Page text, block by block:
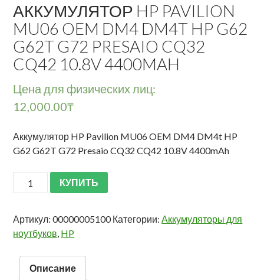
АККУМУЛЯТОР HP PAVILION
MU06 OEM DM4 DM4T HP G62
G62T G72 PRESAIO CQ32
CQ42 10.8V 4400MAH
Цена для физических лиц:
12,000.00₸
Аккумулятор HP Pavilion MU06 OEM DM4 DM4t HP
G62 G62T G72 Presaio CQ32 CQ42 10.8V 4400mAh
КУПИТЬ
Артикул:00000005100Категории:Аккумуляторы для
ноутбуков, HP
Описание